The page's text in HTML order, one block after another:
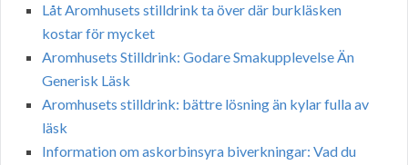
Låt Aromhusets stilldrink ta över där burkläsken
kostar för mycket
Aromhusets Stilldrink: Godare Smakupplevelse Än
Generisk Läsk
Aromhusets stilldrink: bättre lösning än kylar fulla av
läsk
Information om askorbinsyra biverkningar: Vad du